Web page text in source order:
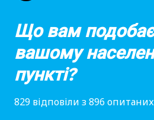
Що вам
вашому
пункті?
829 відповіли з 896 опитаних